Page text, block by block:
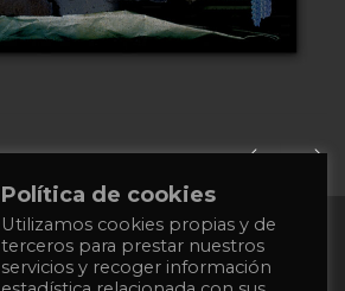
+34
651
862
Política de cookies
Utilizamos cookies propias y de
terceros para prestar nuestros
servicios y recoger información